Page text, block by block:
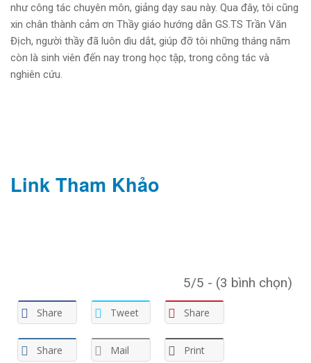
như công tác chuyên môn, giảng dạy sau này. Qua đây, tôi cũng
xin chân thành cảm ơn Thầy giáo hướng dẫn GS.TS Trần Văn
Địch, người thầy đã luôn dìu dắt, giúp đỡ tôi những tháng năm
còn là sinh viên đến nay trong học tập, trong công tác và
nghiên cứu.
Link Tham Khảo
5/5 - (3 bình chọn)
Share Tweet Share
Share Mail Print